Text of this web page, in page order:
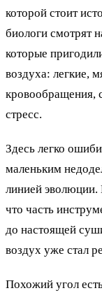
которой стоит
биологи смотрят
которые
воздуха: легкие,
кровообращения,
стресс.
Здесь легко
маленьким
линией эволюции.
что часть
до настоящей
воздух уже стал
Похожий угол